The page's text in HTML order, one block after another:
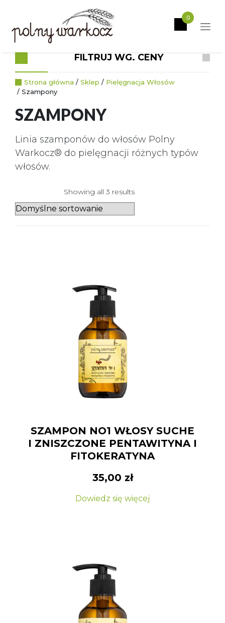
0
KATEGORIE PRODUKTÓW
FILTRUJ WG. CENY
Strona główna / Sklep / Pielęgnacja Włosów
/ Szampony
SZAMPONY
Linia szamponów do włosów Polny
Warkocz® do pielęgnacji różnych typów
włosów.
Showing all 3 results
SZAMPON NO1 WŁOSY SUCHE
I ZNISZCZONE PENTAWITYNA I
FITOKERATYNA
35,00 zł
Dowiedz się więcej